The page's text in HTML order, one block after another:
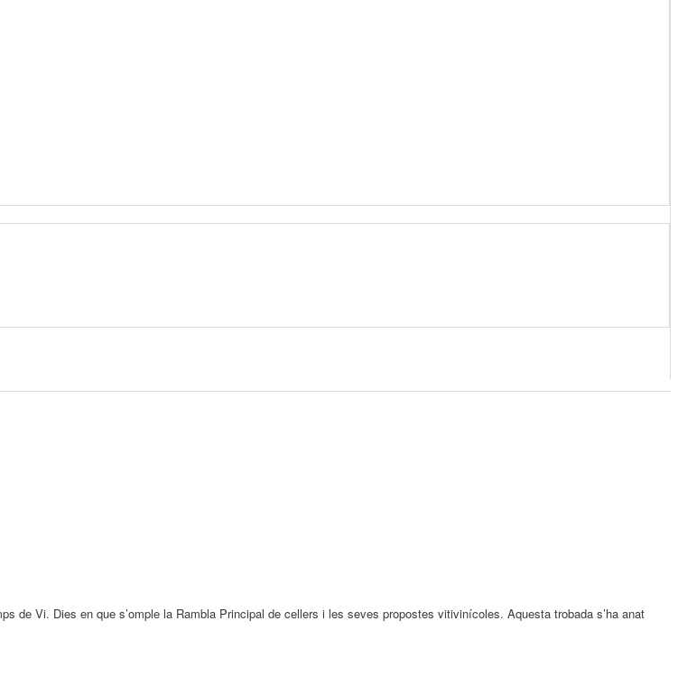
de Vi. Dies en que s’omple la Rambla Principal de cellers i les seves propostes vitivinícoles. Aquesta trobada s’ha anat